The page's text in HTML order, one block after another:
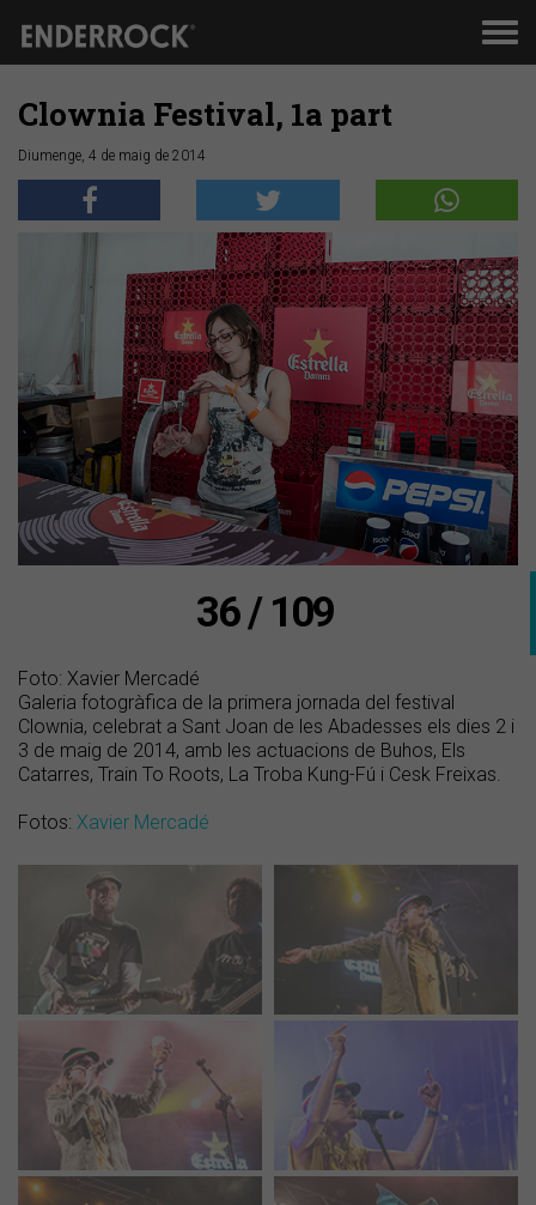
Clownia Festival, 1a part
Diumenge, 4 de maig de 2014
Anterior
36 / 109
Foto: Xavier Mercadé
Galeria fotogràfica de la primera jornada del festival
Clownia, celebrat a Sant Joan de les Abadesses els dies 2 i
3 de maig de 2014, amb les actuacions de Buhos, Els
Catarres, Train To Roots, La Troba Kung-Fú i Cesk Freixas.
Fotos: Xavier Mercadé